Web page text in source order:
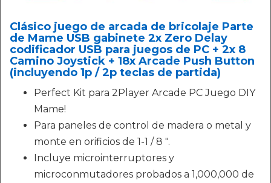
Clásico juego de arcada de bricolaje Parte
de Mame USB gabinete 2x Zero Delay
codificador USB para juegos de PC + 2x 8
Camino Joystick + 18x Arcade Push Button
(incluyendo 1p / 2p teclas de partida)
Perfect Kit para 2Player Arcade PC Juego DIY
Mame!
Para paneles de control de madera o metal y
monte en orificios de 1-1 / 8 ".
Incluye microinterruptores y
microconmutadores probados a 1,000,000 de